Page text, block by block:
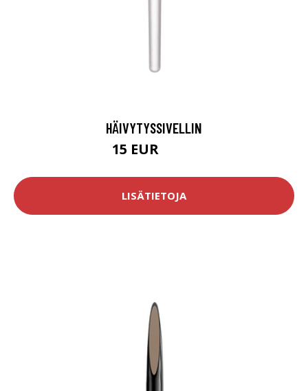
HÄIVYTYSSIVELLIN
15 EUR
LISÄTIETOJA